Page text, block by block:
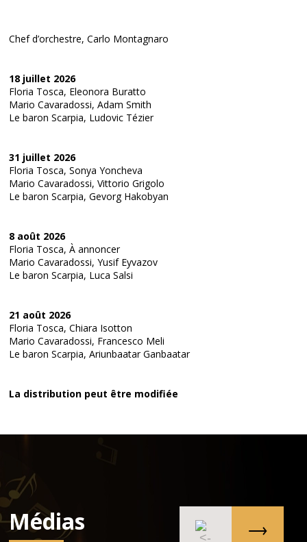
Chef d’orchestre, Carlo Montagnaro
18 juillet 2026
Floria Tosca, Eleonora Buratto
Mario Cavaradossi, Adam Smith
Le baron Scarpia, Ludovic Tézier
31 juillet 2026
Floria Tosca, Sonya Yoncheva
Mario Cavaradossi, Vittorio Grigolo
Le baron Scarpia, Gevorg Hakobyan
8 août 2026
Floria Tosca, À annoncer
Mario Cavaradossi, Yusif Eyvazov
Le baron Scarpia, Luca Salsi
21 août 2026
Floria Tosca, Chiara Isotton
Mario Cavaradossi, Francesco Meli
Le baron Scarpia, Ariunbaatar Ganbaatar
La distribution peut être modifiée
Médias